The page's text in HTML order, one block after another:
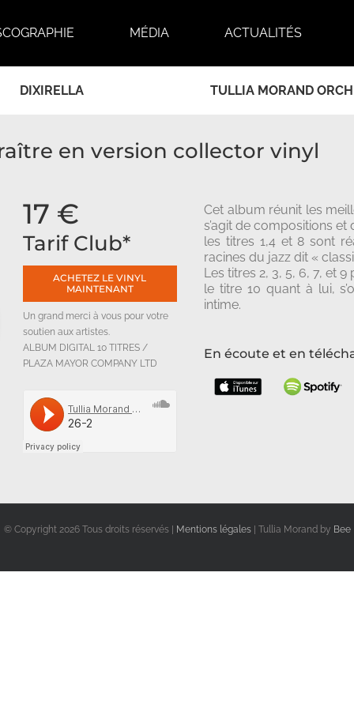
MÉDIA ACTUALITÉS
DIXIRELLA TULLIA MORAND
en version collector vinyl
17 €
Tarif Club*
ACHETEZ LE VINYL
MAINTENANT
Un grand merci à vous pour votre
soutien aux artistes.
ALBUM DIGITAL 10 TITRES /
PLAZA MAYOR COMPANY LTD
Cet album réunit les
s’agit de compositions
les titres 1,4 et 8 sont
racines du jazz dit «
Les titres 2, 3, 5, 6, 7, et
le titre 10 quant à lui,
intime.
En écoute et en
© Copyright 2026 Tous droits réservés | Mentions légales| Tullia Morand by Bee